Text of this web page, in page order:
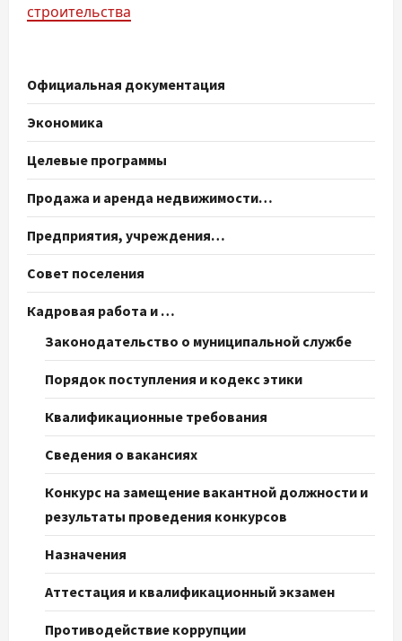
строительства
Официальная документация
Экономика
Целевые программы
Продажа и аренда недвижимости…
Предприятия, учреждения…
Совет поселения
Кадровая работа и …
Законодательство о муниципальной службе
Порядок поступления и кодекс этики
Квалификационные требования
Сведения о вакансиях
Конкурс на замещение вакантной должности и
результаты проведения конкурсов
Назначения
Аттестация и квалификационный экзамен
Противодействие коррупции